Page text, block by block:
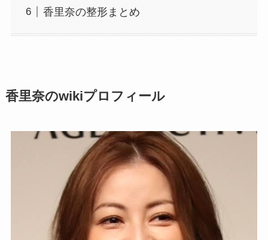
香里奈の整形まとめ
香里奈のwikiプロフィール